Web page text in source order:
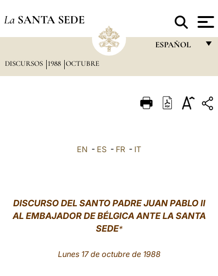
La SANTA SEDE
ESPAÑOL
ITALIANO
中文
DISCURSOS 1988 OCTUBRE
EN - ES - FR - IT
DISCURSO DEL SANTO PADRE JUAN PABLO II
AL EMBAJADOR DE BÉLGICA ANTE LA SANTA
SEDE*
Lunes 17 de octubre de 1988